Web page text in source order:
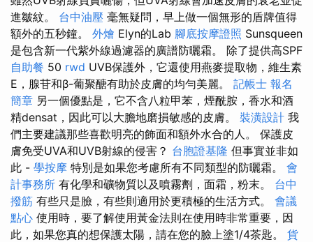
進皺紋。 台中油壓 毫無疑問，早上做一個無形的盾牌值得
額外的五秒鐘。 外燴 Elyn的Lab 腳底按摩證照 Sunsqueen
是包含新一代紫外線過濾器的廣譜防曬霜。 除了提供高SPF
自助餐 50 rwd UVB保護外，它還使用燕麥提取物，維生素
E，腺苷和β-葡聚醣有助於皮膚的均勻美麗。 記帳士 報名
簡章 另一個優點是，它不含八粒甲苯，煙酰胺，香水和酒
精densat，因此可以大膽地磨損敏感的皮膚。 裝潢設計 我
們主要建議那些喜歡明亮的飾面和額外水合的人。 保護皮
膚免受UVA和UVB射線的侵害？ 台胞證基隆 但事實並非如
此 - 學按摩 特別是如果您考慮所有不同類型的防曬霜。 會
計事務所 有化學和礦物質以及噴霧劑，面霜，粉末。 台中
撥筋 有些只是臉，有些則適用於更積極的生活方式。 會議
點心 使用時，要了解使用黃金法則在使用時非常重要，因
此，如果您真的想保護太陽，請在您的臉上塗1/4茶匙。 貨